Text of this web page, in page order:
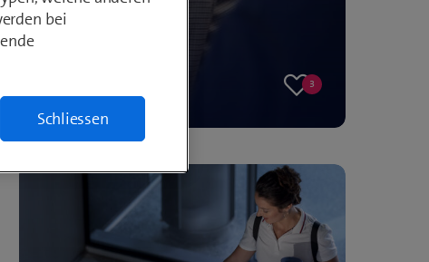
3
3
bei
Schliessen